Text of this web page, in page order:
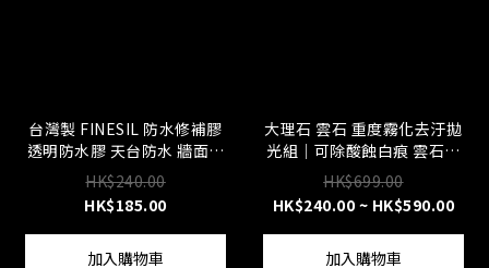
台灣製 FINESIL 防水修補膠
透明防水膠 天台防水 牆面防
水 廁所防水 防水塗料
HK$240.00
HK$185.00
加入購物車
大理石 雲石 重度霧化去汙拋
光組｜可除酸蝕白痕 雲石清
潔｜意大利進口 石材保養護
理 石再亮
HK$699.00
HK$240.00 ~ HK$590.00
加入購物車